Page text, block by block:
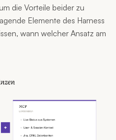
die Vorteile beider zu
Elemente des Harness
wann welcher Ansatz am